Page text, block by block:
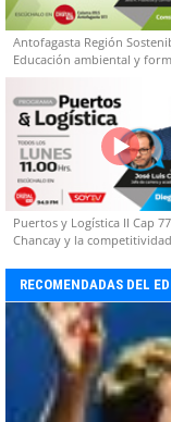
Antofagasta Región
Educación ambiental y
capacidades técnicas
Puertos y Logística II Cap
Chancay y la
RECOMENDADAS DEL